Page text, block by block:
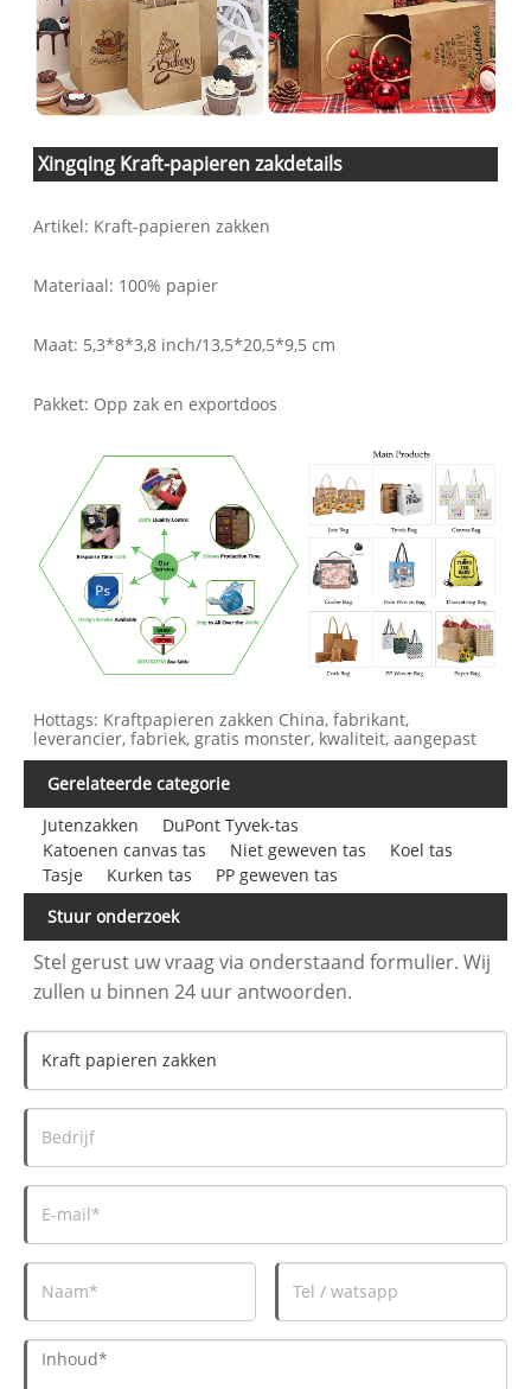
Xingqing Kraft-papieren zakdetails
Artikel: Kraft-papieren zakken
Materiaal: 100% papier
Maat: 5,3*8*3,8 inch/13,5*20,5*9,5 cm
Pakket: Opp zak en exportdoos
Hottags: Kraftpapieren zakken China, fabrikant,
leverancier, fabriek, gratis monster, kwaliteit, aangepast
Gerelateerde categorie
Jutenzakken
DuPont Tyvek-tas
Katoenen canvas tas
Niet geweven tas
Koel tas
Tasje
Kurken tas
PP geweven tas
Stuur onderzoek
Stel gerust uw vraag via onderstaand formulier. Wij
zullen u binnen 24 uur antwoorden.